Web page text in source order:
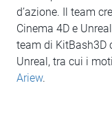
d’azione. Il team
Cinema 4D e
team di KitBash3D
Unreal, tra cui i
Ariew.